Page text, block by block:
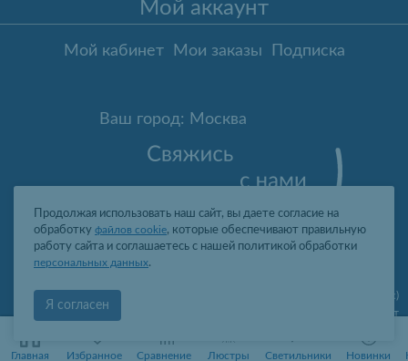
Главная
Избранное
Сравнение
Люстры Светильники Новинки
Мой аккаунт
Мой кабинет Мои заказы Подписка
Ваш город: Москва
ул. Гарибальди, д.8, пом.I, комн.4 (юр. адрес)
09:00-19:00 пн-пт
ООО "ПРОФИТ ЛАЙТ", ОГРН 1077761388242, ИНН 7736566310, КПП
Продолжая использовать наш сайт, вы даете согласие на
обработку файлов cookie, которые обеспечивают правильную
работу сайта и соглашаетесь с нашей политикой обработки
персональных данных.
Я согласен